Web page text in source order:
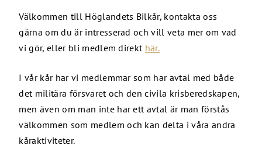
Välkommen till Höglandets Bilkår, kontakta oss
gärna om du är intresserad och vill veta mer om vad
vi gör, eller bli medlem direkt här.
I vår kår har vi medlemmar som har avtal med både
det militära försvaret och den civila krisberedskapen,
men även om man inte har ett avtal är man förstås
välkommen som medlem och kan delta i våra andra
kåraktiviteter.